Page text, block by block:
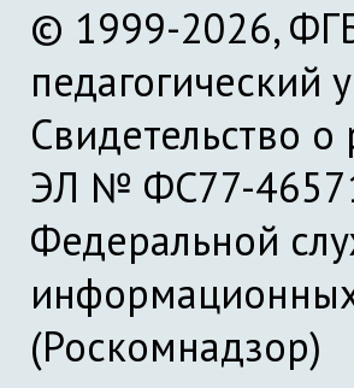
© 1999-2026,
педагогический
Свидетельство
ЭЛ № ФС77-
Федеральной
(Роскомнадзор)